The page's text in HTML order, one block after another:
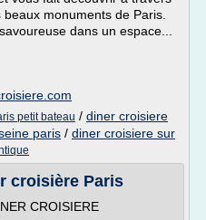
monuments de Paris.
dans un espace...
petit bateau / diner croisiere
paris / diner croisiere sur
croisière Paris
CROISIERE